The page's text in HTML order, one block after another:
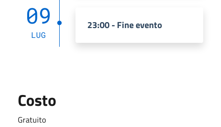
09
LUG
23:00 - Fine evento
Costo
Gratuito